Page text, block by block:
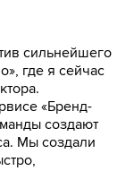
сильнейшего
где я сейчас
«Бренд-
создают
Мы создали